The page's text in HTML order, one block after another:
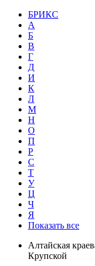
БРИКС
А
Б
В
Г
Д
И
К
Л
М
Н
О
П
Р
С
Т
У
Ц
Ч
Я
Показать все
Алтайская
Крупской